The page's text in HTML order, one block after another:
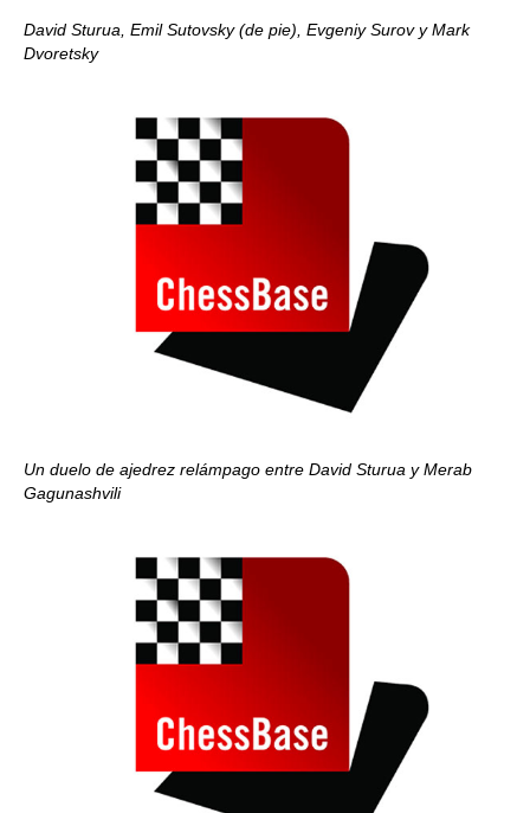
David Sturua, Emil Sutovsky (de pie), Evgeniy Surov y Mark
Dvoretsky
Un duelo de ajedrez relámpago entre David Sturua y Merab
Gagunashvili